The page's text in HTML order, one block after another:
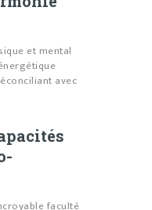
et mental
avec
faculté